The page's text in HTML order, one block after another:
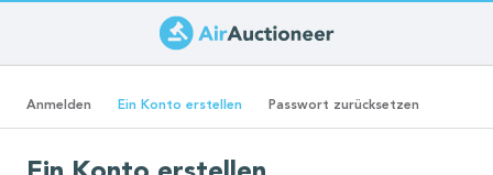
zum
Inhalt
Primäre
Anmelden Ein Konto erstellen (aktiver
Reiter)
Passwort zurücksetzen